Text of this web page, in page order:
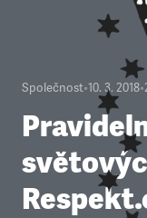
Společnost•10. 3. 2018•